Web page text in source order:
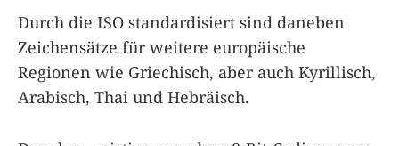
Durch die ISO standardisiert sind daneben
Zeichensätze für weitere europäische
Regionen wie Griechisch, aber auch Kyrillisch,
Arabisch, Thai und Hebräisch.